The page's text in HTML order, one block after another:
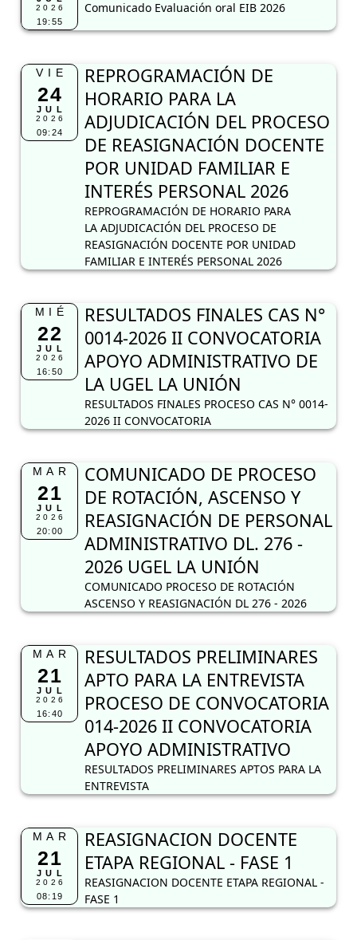
2026
19:55
Comunicado Evaluación oral EIB 2026
VIE
24
JUL
2026
09:24
REPROGRAMACIÓN DE
HORARIO PARA LA
ADJUDICACIÓN DEL PROCESO
DE REASIGNACIÓN DOCENTE
POR UNIDAD FAMILIAR E
INTERÉS PERSONAL 2026
REPROGRAMACIÓN DE HORARIO PARA
LA ADJUDICACIÓN DEL PROCESO DE
REASIGNACIÓN DOCENTE POR UNIDAD
FAMILIAR E INTERÉS PERSONAL 2026
MIÉ
22
JUL
2026
16:50
RESULTADOS FINALES CAS N°
0014-2026 II CONVOCATORIA
APOYO ADMINISTRATIVO DE
LA UGEL LA UNIÓN
RESULTADOS FINALES PROCESO CAS N° 0014-
2026 II CONVOCATORIA
MAR
21
JUL
2026
20:00
COMUNICADO DE PROCESO
DE ROTACIÓN, ASCENSO Y
REASIGNACIÓN DE PERSONAL
ADMINISTRATIVO DL. 276 -
2026 UGEL LA UNIÓN
COMUNICADO PROCESO DE ROTACIÓN
ASCENSO Y REASIGNACIÓN DL 276 - 2026
MAR
21
JUL
2026
16:40
RESULTADOS PRELIMINARES
APTO PARA LA ENTREVISTA
PROCESO DE CONVOCATORIA
014-2026 II CONVOCATORIA
APOYO ADMINISTRATIVO
RESULTADOS PRELIMINARES APTOS PARA LA
ENTREVISTA
MAR
21
JUL
2026
08:19
REASIGNACION DOCENTE
ETAPA REGIONAL - FASE 1
REASIGNACION DOCENTE ETAPA REGIONAL -
FASE 1